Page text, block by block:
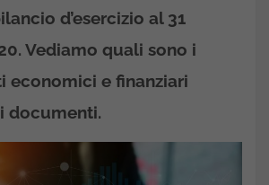
d’esercizio al 31
Vediamo quali sono i
economici e finanziari
documenti.